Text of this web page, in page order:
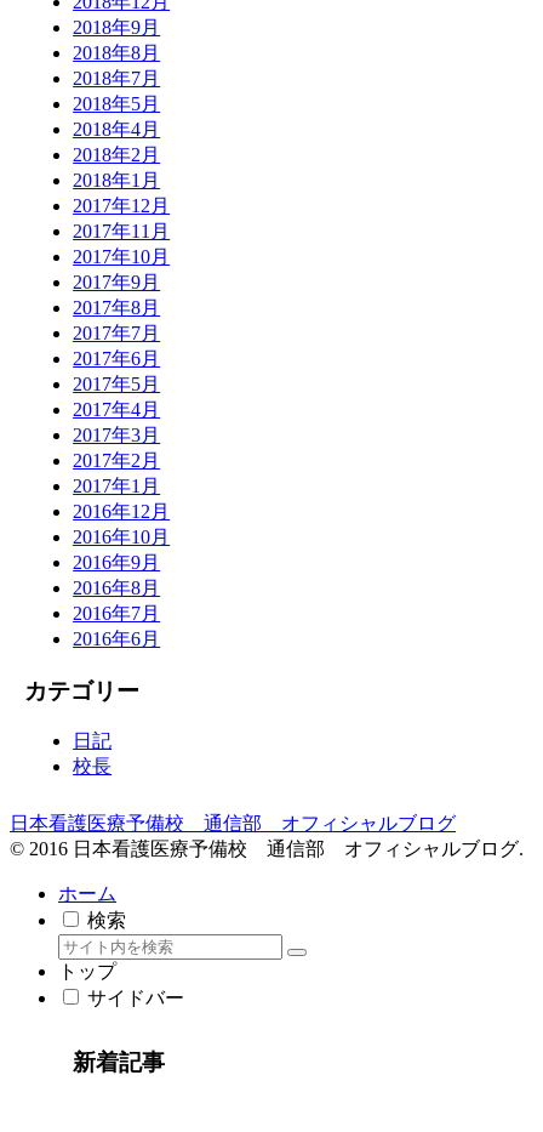
2018年9月
2018年8月
2018年7月
2018年5月
2018年4月
2018年2月
2018年1月
2017年12月
2017年11月
2017年10月
2017年9月
2017年8月
2017年7月
2017年6月
2017年5月
2017年4月
2017年3月
2017年2月
2017年1月
2016年12月
2016年10月
2016年9月
2016年8月
2016年7月
2016年6月
カテゴリー
日記
校長
日本看護医療予備校 通信部 オフィシャルブログ
© 2016 日本看護医療予備校 通信部 オフィシャルブログ.
ホーム
検索
トップ
サイドバー
新着記事